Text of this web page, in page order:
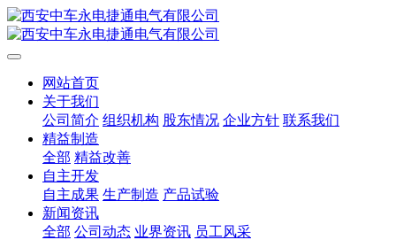
网站首页
关于我们
公司简介 组织机构 股东情况 企业方针 联系我们
精益制造
全部 精益改善
自主开发
自主成果 生产制造 产品试验
新闻资讯
全部 公司动态 业界资讯 员工风采